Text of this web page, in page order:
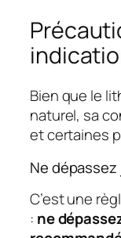
Bien que le
naturel, sa
et certaines
Ne
C’est une
: ne